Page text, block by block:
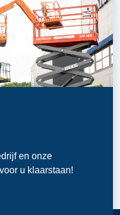
en onze
u klaarstaan!